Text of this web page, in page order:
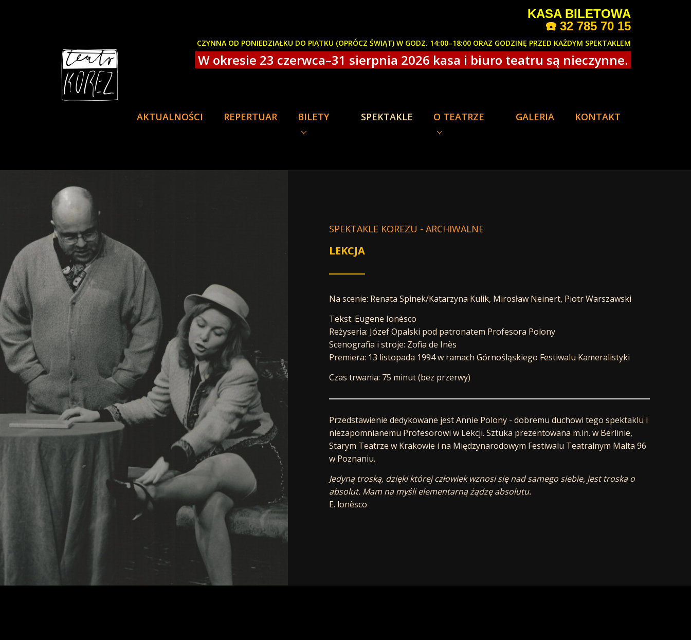
KASA BILETOWA
☎️ 32 785 70 15
CZYNNA OD PONIEDZIAŁKU DO PIĄTKU (OPRÓCZ ŚWIĄT) W GODZ. 14:00–18:00 ORAZ GODZINĘ PRZED KAŻDYM SPEKTAKLEM
W okresie 23 czerwca–31 sierpnia 2026 kasa i biuro teatru są nieczynne.
AKTUALNOŚCI REPERTUAR BILETY SPEKTAKLE O TEATRZE GALERIA KONTAKT
SPEKTAKLE KOREZU - ARCHIWALNE
LEKCJA
Na scenie: Renata Spinek/Katarzyna Kulik, Mirosław Neinert, Piotr Warszawski
Tekst: Eugene Ionèsco
Reżyseria: Józef Opalski pod patronatem Profesora Polony
Scenografia i stroje: Zofia de Inès
Premiera: 13 listopada 1994 w ramach Górnośląskiego Festiwalu Kameralistyki
Czas trwania: 75 minut (bez przerwy)
Przedstawienie dedykowane jest Annie Polony - dobremu duchowi tego spektaklu i
niezapomnianemu Profesorowi w Lekcji. Sztuka prezentowana m.in. w Berlinie,
Starym Teatrze w Krakowie i na Międzynarodowym Festiwalu Teatralnym Malta 96
w Poznaniu.
Jedyną troską, dzięki której człowiek wznosi się nad samego siebie, jest troska o
absolut. Mam na myśli elementarną żądzę absolutu.
E. lonèsco